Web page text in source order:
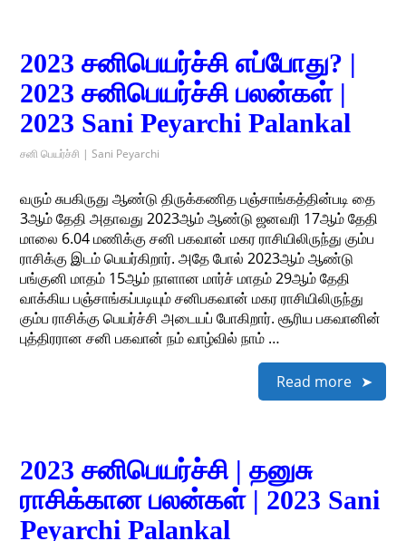
2023 சனிபெயர்ச்சி எப்போது? |
2023 சனிபெயர்ச்சி பலன்கள் |
2023 Sani Peyarchi Palankal
சனி பெயர்ச்சி | Sani Peyarchi
வரும் சுபகிருது ஆண்டு திருக்கணித பஞ்சாங்கத்தின்படி தை
3ஆம் தேதி அதாவது 2023ஆம் ஆண்டு ஜனவரி 17ஆம் தேதி
மாலை 6.04 மணிக்கு சனி பகவான் மகர ராசியிலிருந்து கும்ப
ராசிக்கு இடம் பெயர்கிறார். அதே போல் 2023ஆம் ஆண்டு
பங்குனி மாதம் 15ஆம் நாளான மார்ச் மாதம் 29ஆம் தேதி
வாக்கிய பஞ்சாங்கப்படியும் சனிபகவான் மகர ராசியிலிருந்து
கும்ப ராசிக்கு பெயர்ச்சி அடையப் போகிறார். சூரிய பகவானின்
புத்திரரான சனி பகவான் நம் வாழ்வில் நாம் …
Read more
2023 சனிபெயர்ச்சி | தனுசு
ராசிக்கான பலன்கள் | 2023 Sani
Peyarchi Palankal